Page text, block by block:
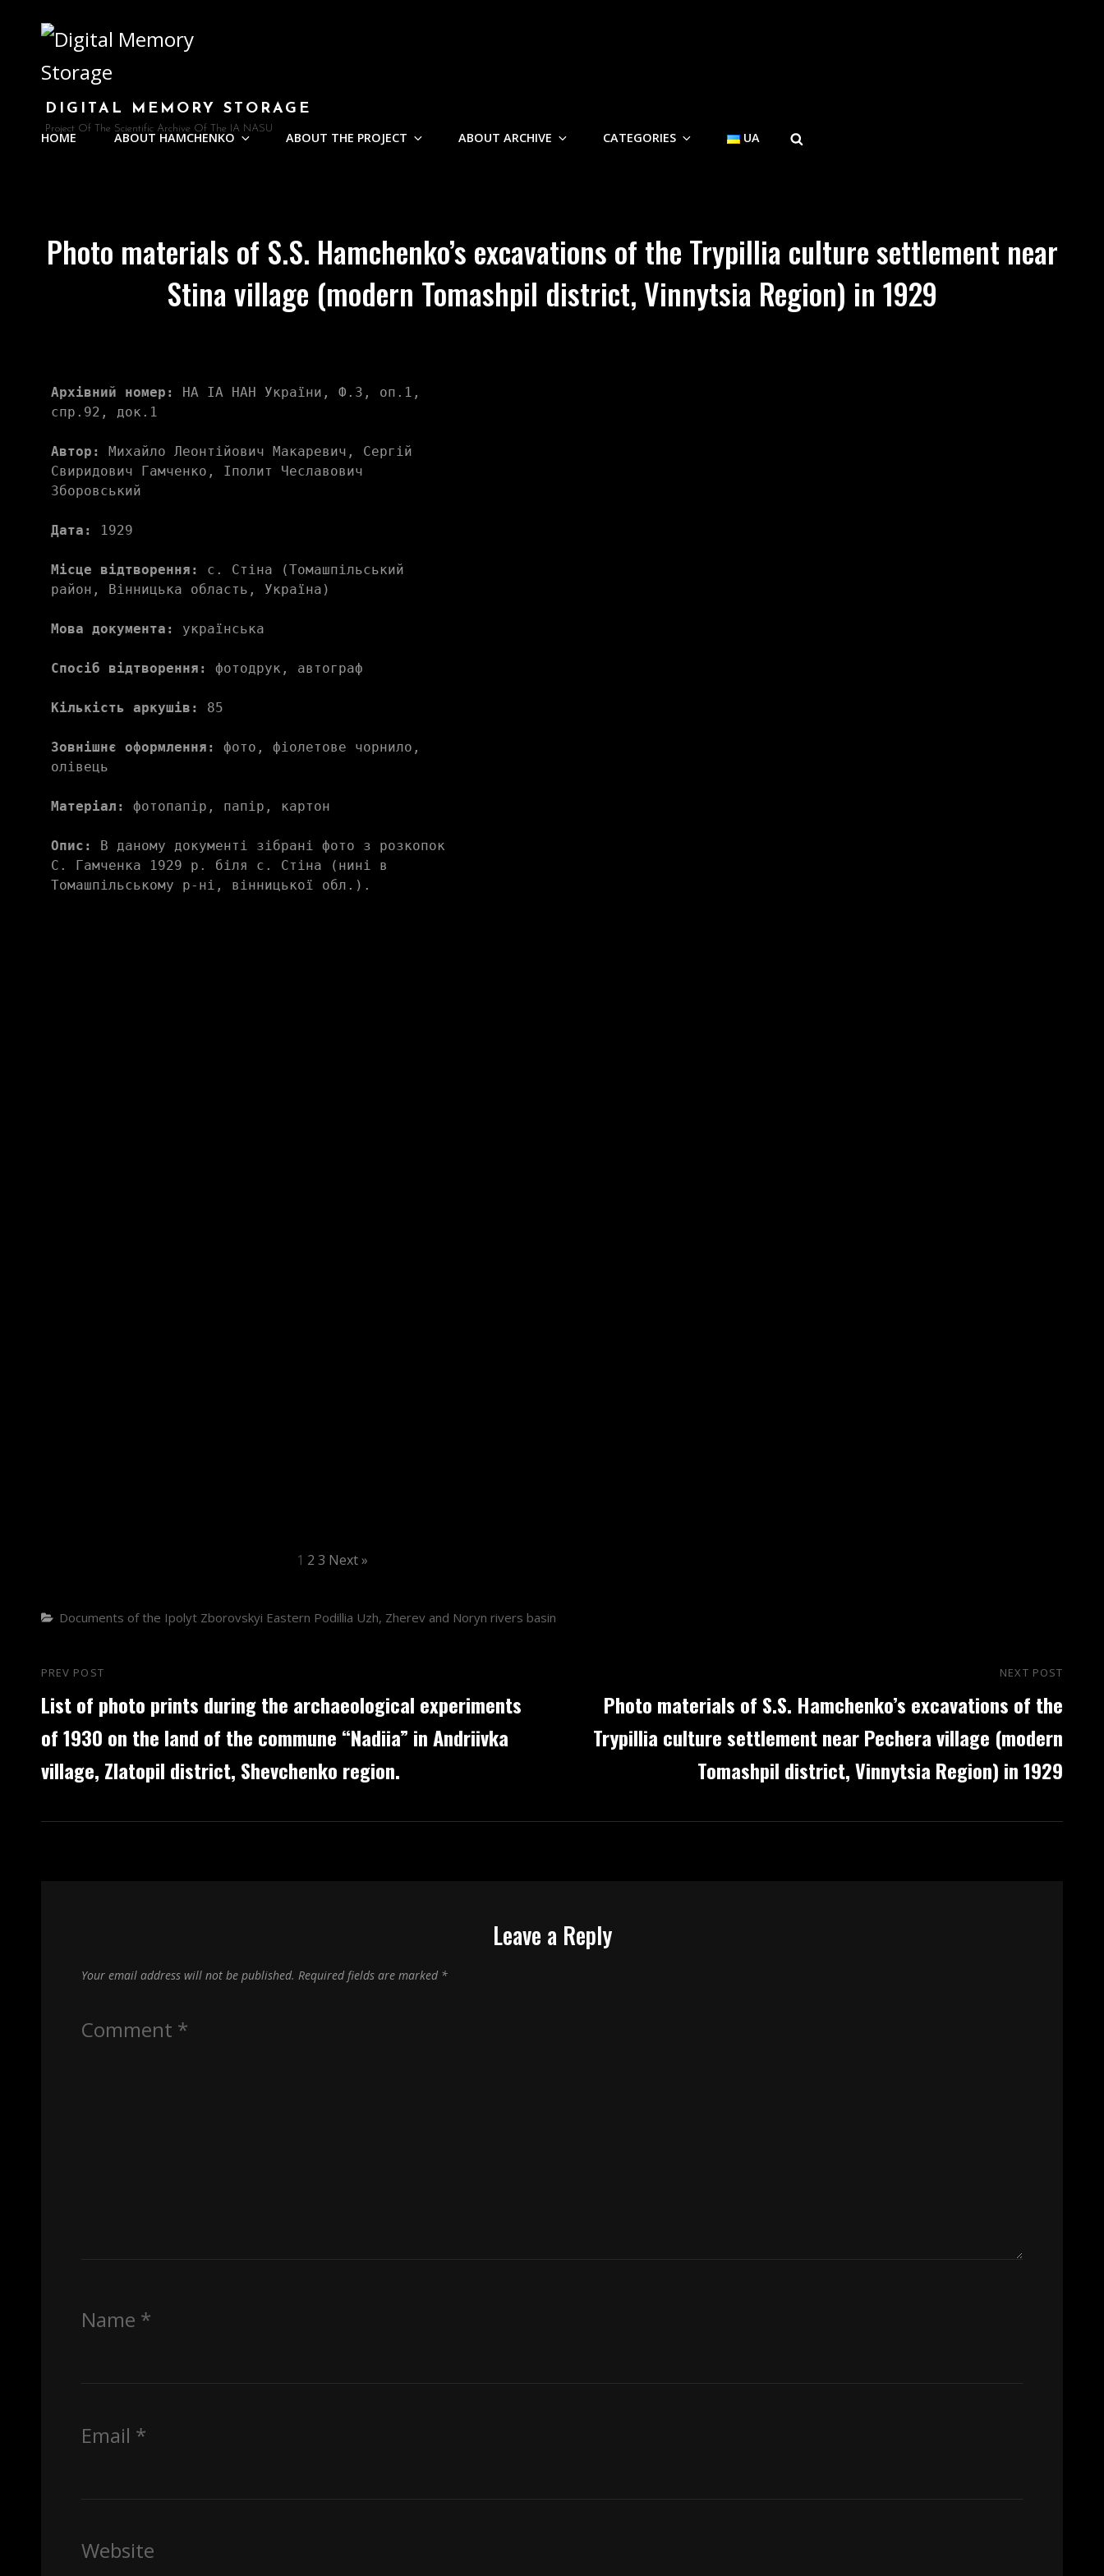
DIGITAL MEMORY STORAGE
Project Of The Scientific Archive Of The IA NASU
HOME ABOUT HAMCHENKO ABOUT THE PROJECT ABOUT ARCHIVE CATEGORIES UA
Photo materials of S.S. Hamchenko’s excavations of the Trypillia culture settlement near
Stina village (modern Tomashpil district, Vinnytsia Region) in 1929
Архівний номер:
НА ІА НАН України, Ф.3, оп.1,
спр.92, док.1
Автор:
Михайло Леонтійович Макаревич, Сергій
Свиридович Гамченко, Іполит Чеславович
Зборовський
Дата: 1929
Місце відтворення:
с. Стіна (Томашпільський
район, Вінницька область, Україна)
Мова документа: українська
Спосіб відтворення: фотодрук, автограф
Кількість аркушів: 85
Зовнішнє оформлення:
фото, фіолетове чорнило,
олівець
Матеріал: фотопапір, папір, картон
Опис:
В даному документі зібрані фото з розкопок
С. Гамченка 1929 р. біля с. Стіна (нині в
Томашпільському р-ні, вінницької обл.).
1 2 3 Next »
Categories
Documents of the Ipolyt Zborovskyi Eastern Podillia Uzh, Zherev and Noryn rivers basin
Post
navigation
Previous
Post
PREV POST
List of photo prints during the archaeological experiments
of 1930 on the land of the commune “Nadiia” in Andriivka
village, Zlatopil district, Shevchenko region.
NEXT POST
Photo materials of S.S. Hamchenko’s excavations of the
Trypillia culture settlement near Pechera village (modern
Tomashpil district, Vinnytsia Region) in 1929
Leave a Reply
Your email address will not be published. Required fields are marked *
Comment *
Name *
Email *
Website